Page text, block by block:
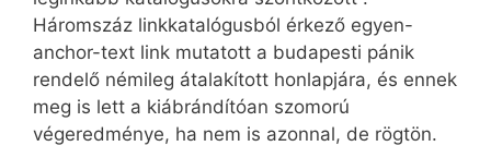
Háromszáz linkkatalógusból érkező egyen-
anchor-text link mutatott a budapesti pánik
rendelő némileg átalakított honlapjára, és ennek
meg is lett a kiábrándítóan szomorú
végeredménye, ha nem is azonnal, de rögtön.